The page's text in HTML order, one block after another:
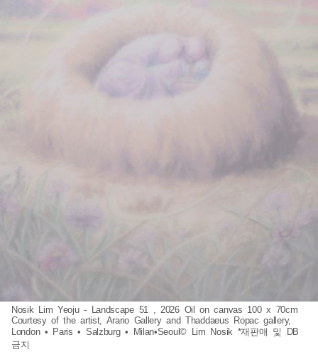
Nosik Lim Yeoju - Landscape 51 , 2026 Oil on canvas 100 x 70cm
Courtesy of the artist, Arario Gallery and Thaddaeus Ropac gallery,
London • Paris • Salzburg • Milan•Seoul© Lim Nosik *재판매 및 DB
금지